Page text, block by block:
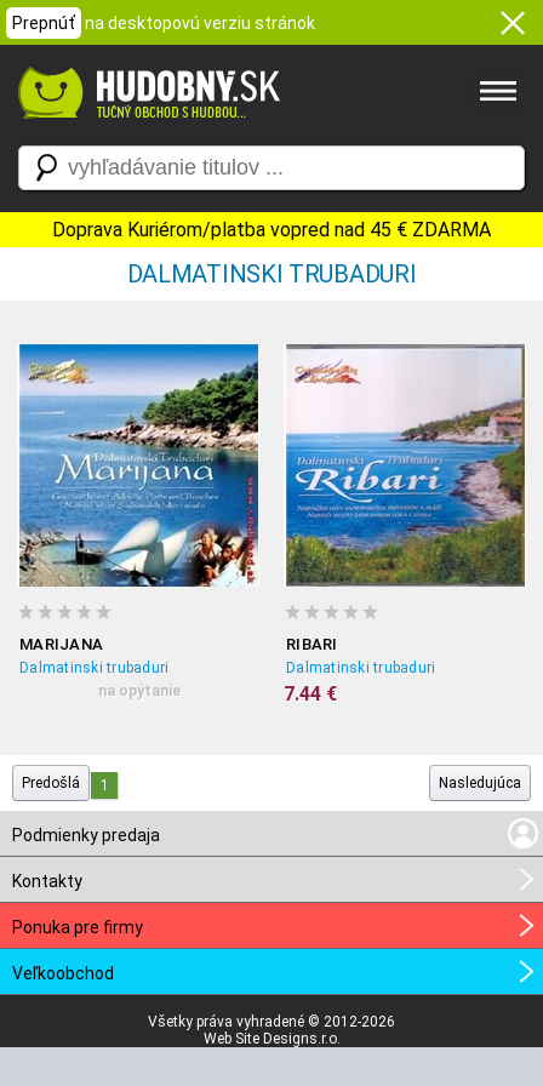
Prepnúť na desktopovú verziu stránok
Doprava Kuriérom/platba vopred nad 45 € ZDARMA
DALMATINSKI TRUBADURI
MARIJANA
Dalmatinski trubaduri
na opýtanie
RIBARI
Dalmatinski trubaduri
7.44 €
Predošlá 1 Nasledujúca
Podmienky predaja
Kontakty
Ponuka pre firmy
Veľkoobchod
Všetky práva vyhradené © 2012-2026
Web Site Designs.r.o.